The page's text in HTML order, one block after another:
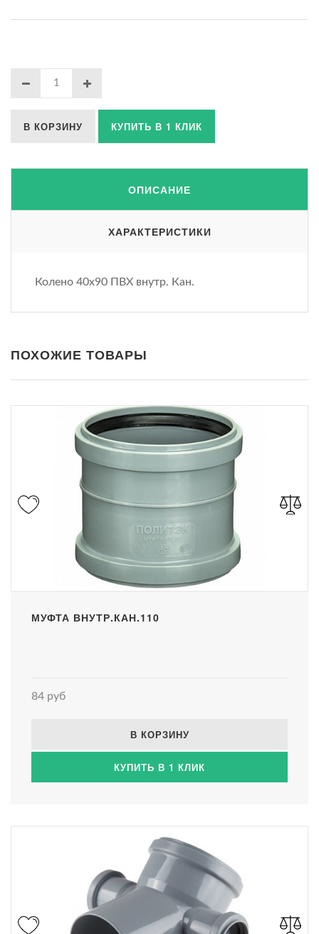
В КОРЗИНУ КУПИТЬ В 1 КЛИК
ОПИСАНИЕ
ХАРАКТЕРИСТИКИ
Колено 40х90 ПВХ внутр. Кан.
ПОХОЖИЕ ТОВАРЫ
МУФТА ВНУТР.КАН.110
84 руб
В КОРЗИНУ
КУПИТЬ В 1 КЛИК